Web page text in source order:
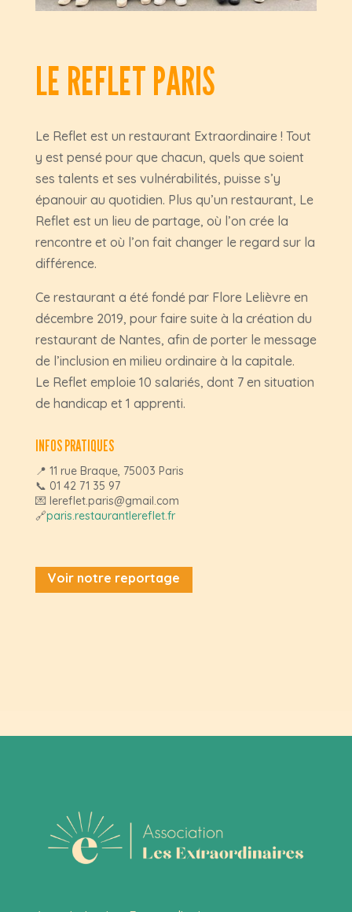
LE REFLET PARIS
Le Reflet est un restaurant Extraordinaire ! Tout
y est pensé pour que chacun, quels que soient
ses talents et ses vulnérabilités, puisse s’y
épanouir au quotidien. Plus qu’un restaurant, Le
Reflet est un lieu de partage, où l’on crée la
rencontre et où l’on fait changer le regard sur la
différence.
Ce restaurant a été fondé par Flore Lelièvre en
décembre 2019, pour faire suite à la création du
restaurant de Nantes, afin de porter le message
de l’inclusion en milieu ordinaire à la capitale.
Le Reflet emploie 10 salariés, dont 7 en situation
de handicap et 1 apprenti.
INFOS PRATIQUES
📍 11 rue Braque, 75003 Paris
📞 01 42 71 35 97
💌 lereflet.paris@gmail.com
🔗paris.restaurantlereflet.fr
Voir notre reportage